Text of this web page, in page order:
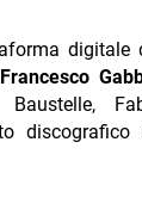
digitale
Francesco
Baustelle,